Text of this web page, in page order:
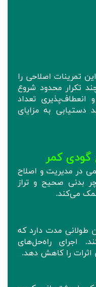
تمرینات اصلاحی را
تکرار محدود شروع
تعداد
دستیابی به مزایای
گودی کمر
در مدیریت و اصلاح
بدنی صحیح و تراز
می‌کند.
طولانی مدت دارد که
اجرای راه‌حل‌های
اثرات را کاهش دهد.